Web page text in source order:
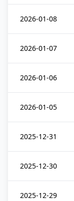
2026-01-08
2026-01-07
2026-01-06
2026-01-05
2025-12-31
2025-12-30
2025-12-29